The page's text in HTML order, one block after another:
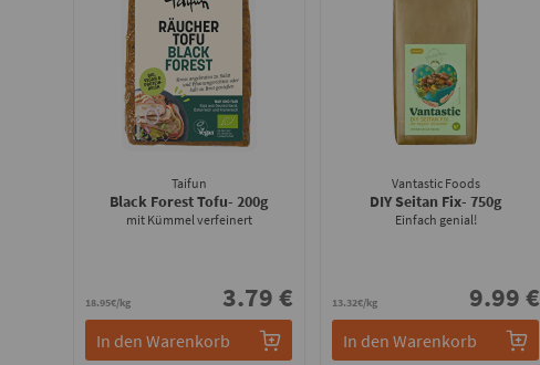
Taifun
Black Forest Tofu- 200g
mit Kümmel verfeinert
18.95€/kg 3.79 €
In den Warenkorb
Vantastic Foods
DIY Seitan Fix- 750g
Einfach genial!
13.32€/kg 9.99 €
In den Warenkorb